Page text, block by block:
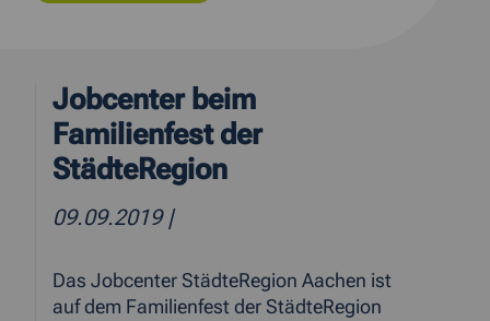
Jobcenter beim
Familienfest der
StädteRegion
09.09.2019 |
Das Jobcenter StädteRegion Aachen ist
auf dem Familienfest der StädteRegion